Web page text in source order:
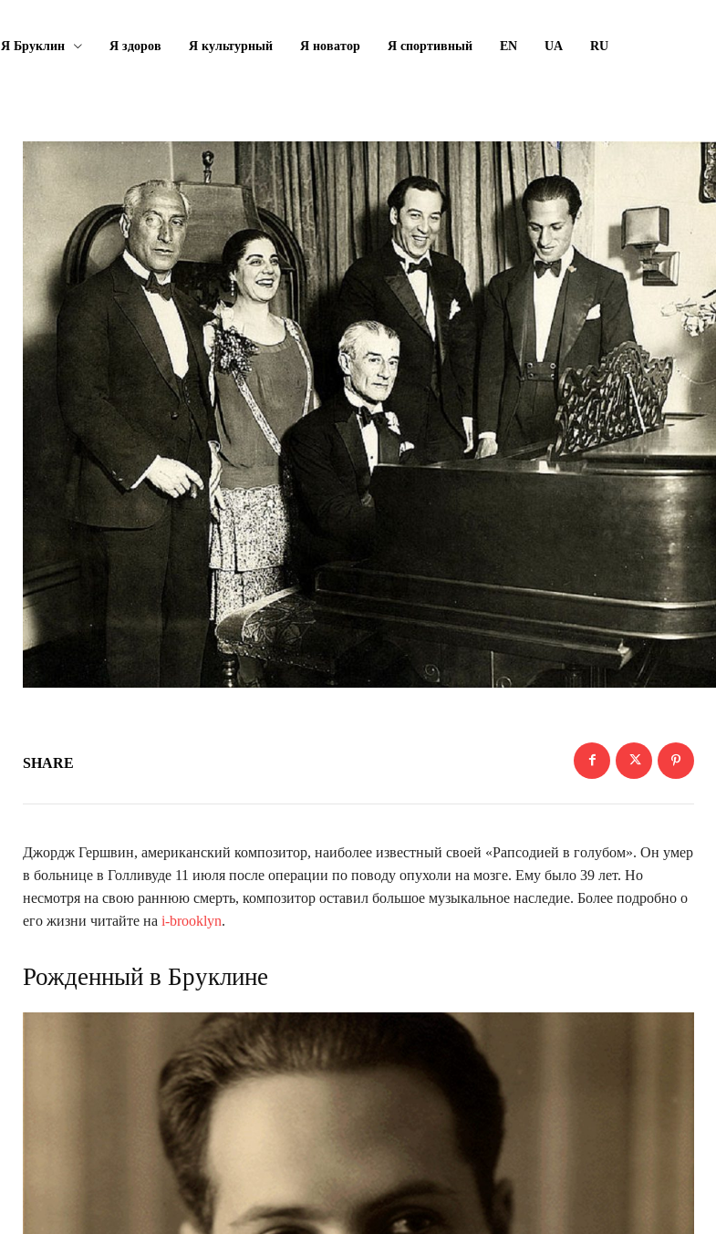
Я Бруклин Я здоров Я культурный Я новатор Я спортивный EN UA RU
SHARE
Джордж Гершвин, американский композитор, наиболее известный своей «Рапсодией в голубом». Он умер
в больнице в Голливуде 11 июля после операции по поводу опухоли на мозге. Ему было 39 лет. Но
несмотря на свою раннюю смерть, композитор оставил большое музыкальное наследие. Более подробно о
его жизни читайте на i-brooklyn.
Рожденный в Бруклине